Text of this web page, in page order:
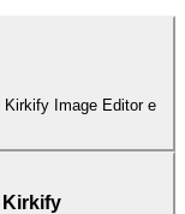
Image Editor e
Kirkify